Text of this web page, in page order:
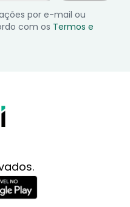
por e-mail ou
com os Termos e